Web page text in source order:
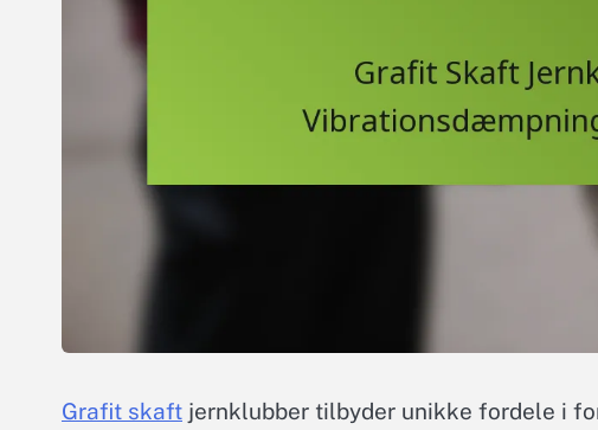
Grafit skaft jernklubber tilbyder unikke fordele i